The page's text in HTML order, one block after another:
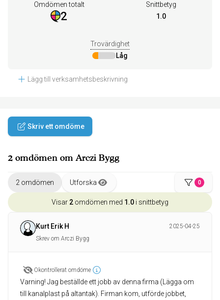
Omdömen totalt
2
Snittbetyg
1.0
Trovärdighet
Låg
Lägg till verksamhetsbeskrivning
Skriv ett omdöme
2 omdömen om Arczi Bygg
2 omdömen Utforska 0
Visar 2 omdömen med 1.0 i snittbetyg
Kurt Erik H
2025-04-25
Skrev om Arczi Bygg
Okontrollerat omdöme
Varning! Jag beställde ett jobb av denna firma (Lägga om
till kanalplast på altantak). Firman kom, utförde jobbet,